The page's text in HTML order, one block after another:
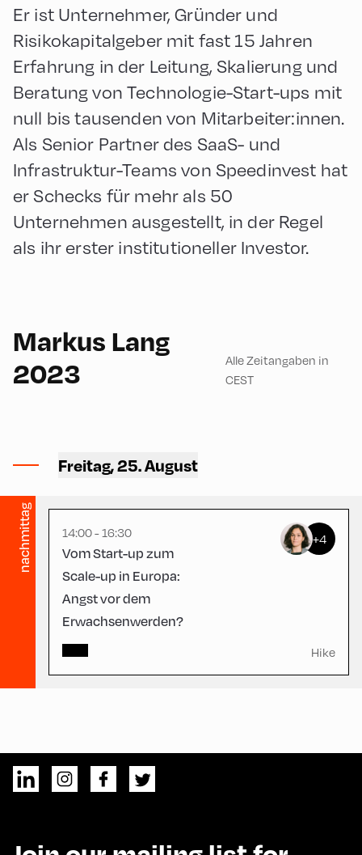
Er ist Unternehmer, Gründer und
Risikokapitalgeber mit fast 15 Jahren
Erfahrung in der Leitung, Skalierung und
Beratung von Technologie-Start-ups mit
null bis tausenden von Mitarbeiter:innen.
Als Senior Partner des SaaS- und
Infrastruktur-Teams von Speedinvest hat
er Schecks für mehr als 50
Unternehmen ausgestellt, in der Regel
als ihr erster institutioneller Investor.
Markus Lang
2023
Alle Zeitangaben in
CEST
Freitag, 25. August
nachmittag
CCA – Terrace
14:00 - 16:30
Vom Start-up zum
Scale-up in Europa:
Angst vor dem
Erwachsenwerden?
+4
Hike